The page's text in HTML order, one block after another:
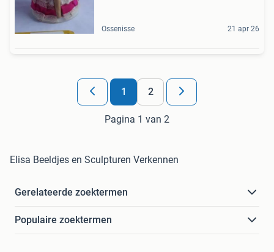
Ossenisse 21 apr 26
1 2
Pagina 1 van 2
Elisa Beeldjes en Sculpturen Verkennen
Gerelateerde zoektermen
Populaire zoektermen